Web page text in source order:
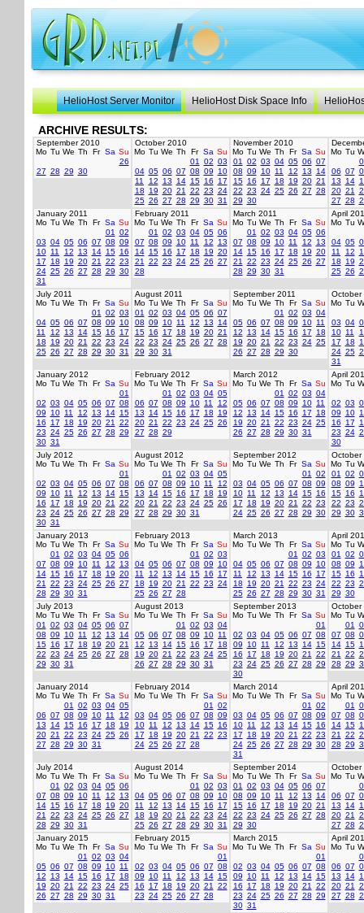
HelioHost Server Monitor HelioHost Disk Space Info
ARCHIVE RESULTS:
September 2010
Mo Tu We Th Fr Sa Su
26
27 28 29 30
October 2010
Mo Tu We Th Fr Sa Su
01
02 03
04 05 06 07 08 09
10
11
12 13 14 15 16
17
18
19 20 21 22 23 24
25 26 27 28 29 30 31
November 2010
Mo Tu We Th Fr Sa Su
01
02 03 04 05 06 07
08 09 10 11 12 13
14
15 16 17 18 19 20 21
22 23 24 25 26 27 28
29 30
Mo Tu
06 07
13
14
20 21
27 28
January 2011
Mo Tu We Th Fr Sa Su
01
02
03 04 05 06 07 08 09
10 11 12 13 14 15 16
17
18 19 20 21 22 23
24 25 26 27 28 29 30
31
February 2011
Mo Tu We Th Fr Sa Su
01
02 03 04 05 06
07 08 09 10 11 12
13
14 15 16 17 18 19 20
21
22 23 24 25 26 27
28
March 2011
Mo Tu We Th Fr Sa Su
01
02 03 04 05 06
07 08 09 10 11 12
13
14 15 16 17 18 19 20
21
22 23 24 25 26 27
28 29 30 31
April
Mo Tu
04 05
11
12
18
19
25 26
July 2011
Mo Tu We Th Fr Sa Su
01
02 03
04 05 06 07 08 09
10
11
12 13 14 15 16
17
18
19 20 21 22 23 24
25 26 27 28 29 30 31
August 2011
Mo Tu We Th Fr Sa Su
01
02 03 04 05 06 07
08 09 10 11 12 13
14
15 16 17 18 19 20 21
22 23 24 25 26 27 28
29 30 31
September 2011
Mo Tu We Th Fr Sa Su
01
02 03 04
05 06 07 08 09 10 11
12
13 14 15 16 17
18
19 20 21 22 23 24 25
26 27 28 29 30
October
Mo Tu
03 04
10 11
17
18
24 25
31
January 2012
Mo Tu We Th Fr Sa Su
01
02 03 04 05 06 07 08
09
10 11 12 13 14 15
16
17 18 19 20 21
22
23 24 25 26 27 28 29
30 31
February 2012
Mo Tu We Th Fr Sa Su
01
02 03 04 05
06 07 08 09 10 11
12
13
14 15 16 17 18
19
20 21 22 23 24 25 26
27 28 29
March 2012
Mo Tu We Th Fr Sa Su
01
02 03 04
05 06 07 08 09 10 11
12
13 14 15 16 17
18
19 20 21 22 23 24 25
26 27 28 29 30 31
April
Mo Tu
02 03
09
10
16
17
23 24
30
July 2012
Mo Tu We Th Fr Sa Su
01
02 03 04 05 06 07 08
09
10 11 12 13 14 15
16
17 18 19 20 21
22
23 24 25 26 27 28 29
30 31
August 2012
Mo Tu We Th Fr Sa Su
01
02 03 04 05
06 07 08 09 10 11
12
13
14 15 16 17 18
19
20 21 22 23 24 25 26
27 28 29 30 31
September 2012
Mo Tu We Th Fr Sa Su
01
02
03 04 05 06 07 08 09
10 11 12 13 14 15 16
17
18 19 20 21 22 23
24 25 26 27 28 29 30
October
Mo Tu
01
02
08 09
15 16
22 23
29 30
January 2013
Mo Tu We Th Fr Sa Su
01
02 03 04 05 06
07 08 09 10 11 12
13
14 15 16 17 18 19 20
21
22 23 24 25 26 27
28 29 30 31
February 2013
Mo Tu We Th Fr Sa Su
01
02 03
04 05 06 07 08 09
10
11
12 13 14 15 16
17
18
19 20 21 22 23 24
25 26 27 28
March 2013
Mo Tu We Th Fr Sa Su
01
02 03
04 05 06 07 08 09
10
11
12 13 14 15 16
17
18
19 20 21 22 23 24
25 26 27 28 29 30 31
April
Mo Tu
01
02
08 09
15 16
22 23
29 30
July 2013
Mo Tu We Th Fr Sa Su
01
02 03 04 05 06 07
08 09 10 11 12 13
14
15 16 17 18 19 20 21
22 23 24 25 26 27 28
29 30 31
August 2013
Mo Tu We Th Fr Sa Su
01
02 03 04
05 06 07 08 09 10 11
12
13 14 15 16 17
18
19 20 21 22 23 24 25
26 27 28 29 30 31
September 2013
Mo Tu We Th Fr Sa Su
01
02 03 04 05 06 07 08
09
10 11 12 13 14 15
16
17 18 19 20 21
22
23 24 25 26 27 28 29
30
October
Mo Tu
01
07 08
14 15
21
22
28 29
January 2014
Mo Tu We Th Fr Sa Su
01
02 03 04 05
06 07 08 09 10 11
12
13
14 15 16 17 18
19
20 21 22 23 24 25 26
27 28 29 30 31
February 2014
Mo Tu We Th Fr Sa Su
01
02
03 04 05 06 07 08 09
10 11 12 13 14 15 16
17
18 19 20 21 22 23
24 25 26 27 28
March 2014
Mo Tu We Th Fr Sa Su
01
02
03 04 05 06 07 08 09
10 11 12 13 14 15 16
17
18 19 20 21 22 23
24 25 26 27 28 29 30
31
April
Mo Tu
01
07 08
14 15
21
22
28 29
July 2014
Mo Tu We Th Fr Sa Su
01
02 03 04 05 06
07 08 09 10 11 12
13
14 15 16 17 18 19 20
21
22 23 24 25 26 27
28 29 30 31
August 2014
Mo Tu We Th Fr Sa Su
01
02 03
04 05 06 07 08 09
10
11
12 13 14 15 16
17
18
19 20 21 22 23 24
25 26 27 28 29 30 31
September 2014
Mo Tu We Th Fr Sa Su
01
02 03 04 05 06 07
08 09 10 11 12 13
14
15 16 17 18 19 20 21
22 23 24 25 26 27 28
29 30
October
Mo Tu
06 07
13
14
20 21
27 28
January 2015
Mo Tu We Th Fr Sa Su
01
02 03 04
05 06 07 08 09 10 11
12
13 14 15 16 17
18
19 20 21 22 23 24 25
26 27 28 29 30 31
February 2015
Mo Tu We Th Fr Sa Su
01
02 03 04 05 06 07 08
09
10 11 12 13 14 15
16
17 18 19 20 21
22
23 24 25 26 27 28
March 2015
Mo Tu We Th Fr Sa Su
01
02 03 04 05 06 07 08
09
10 11 12 13 14 15
16
17 18 19 20 21
22
23 24 25 26 27 28 29
30 31
April
Mo Tu
06 07
13
14
20 21
27 28